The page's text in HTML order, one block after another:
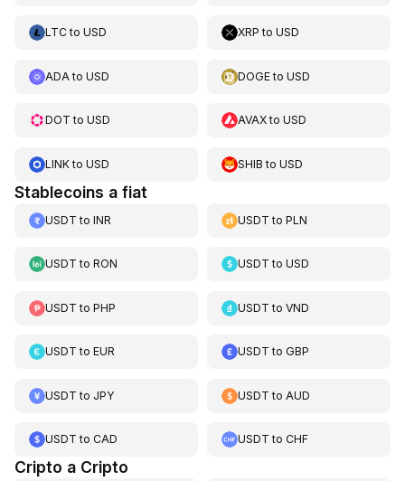
LTCto USD XRP toUSD
ADA to USD DOGEtoUSD
DOT to USD AVAXtoUSD
LINKto USD SHIB toUSD
Stablecoins a fiat
USDT to INR USDT toPLN
USDT to RON USDT toUSD
USDT to PHP USDT toVND
USDT to EUR USDT toGBP
USDT to JPY USDT to AUD
USDT to CAD USDT toCHF
Cripto a Cripto